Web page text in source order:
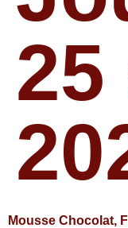
Mousse Chocolat,